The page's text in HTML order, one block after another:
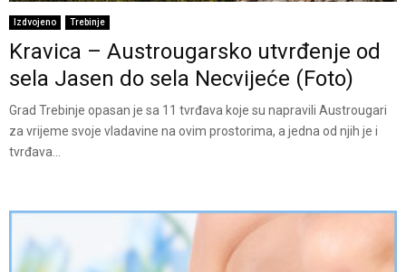
Izdvojeno Trebinje
Kravica – Austrougarsko utvrđenje od
sela Jasen do sela Necvijeće (Foto)
Grad Trebinje opasan je sa 11 tvrđava koje su napravili Austrougari
za vrijeme svoje vladavine na ovim prostorima, a jedna od njih je i
tvrđava...